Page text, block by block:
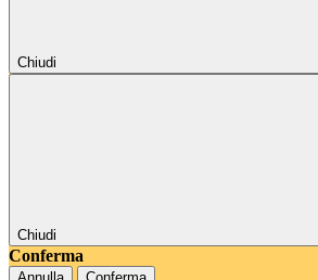
Chiudi
Chiudi
Conferma